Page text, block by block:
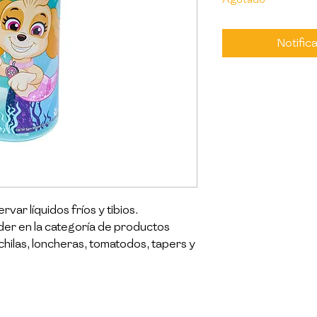
líquidos fríos y tibios.
en la categoría de productos
loncheras, tomatodos, tapers y